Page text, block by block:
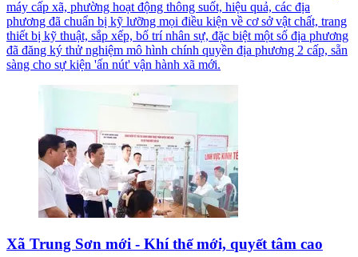
máy cấp xã, phường hoạt động thông suốt, hiệu quả, các địa
phương đã chuẩn bị kỹ lưỡng mọi điều kiện về cơ sở vật chất, trang
thiết bị kỹ thuật, sắp xếp, bố trí nhân sự, đặc biệt một số địa phương
đã đăng ký thử nghiệm mô hình chính quyền địa phương 2 cấp, sẵn
sàng cho sự kiện 'ấn nút' vận hành xã mới.
Xã Trung Sơn mới - Khí thế mới, quyết tâm cao